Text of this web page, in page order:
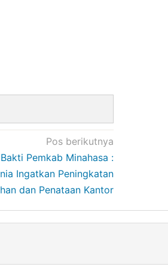
Pos berikutnya
Pemkab Minahasa :
Ingatkan Peningkatan
dan Penataan Kantor